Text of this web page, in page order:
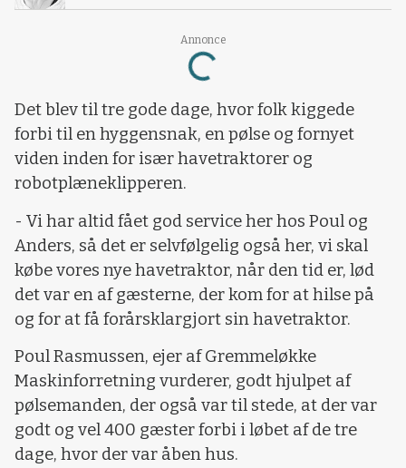
Annonce
Loading...
Det blev til tre gode dage, hvor folk kiggede
forbi til en hyggensnak, en pølse og fornyet
viden inden for især havetraktorer og
robotplæneklipperen.
- Vi har altid fået god service her hos Poul og
Anders, så det er selvfølgelig også her, vi skal
købe vores nye havetraktor, når den tid er, lød
det var en af gæsterne, der kom for at hilse på
og for at få forårsklargjort sin havetraktor.
Poul Rasmussen, ejer af Gremmeløkke
Maskinforretning vurderer, godt hjulpet af
pølsemanden, der også var til stede, at der var
godt og vel 400 gæster forbi i løbet af de tre
dage, hvor der var åben hus.